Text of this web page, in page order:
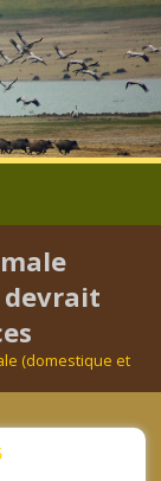
devrait
(domestique et